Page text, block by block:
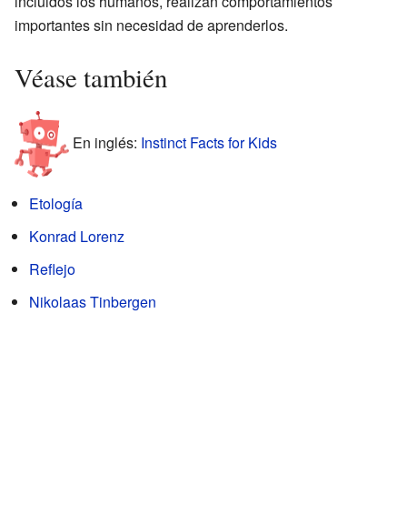
importantes sin necesidad de aprenderlos.
Véase también
En inglés: Instinct Facts for Kids
Etología
Konrad Lorenz
Reflejo
Nikolaas Tinbergen